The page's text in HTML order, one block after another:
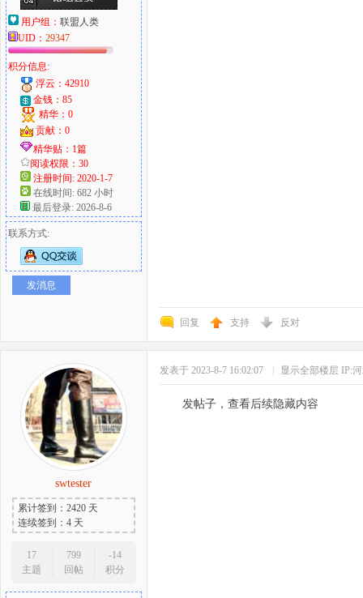
用户组： 联盟人类
UID： 29347
积分信息:
浮云：42910
金钱：85
精华：0
贡献：0
精华贴：1篇
阅读权限：30
注册时间: 2020-1-7
在线时间: 682 小时
最后登录: 2026-8-6
联系方式:
发消息
回复 支持 反对
swtester
累计签到：2420 天
连续签到：4 天
17
主题
799
回帖
-14
积分
发表于 2023-8-7 16:02:07 显示全部楼层 IP:
发帖子，查看后续隐藏内容